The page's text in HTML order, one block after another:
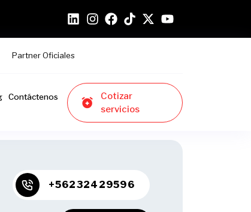
Partner Oficiales
Contáctenos
Cotizar
servicios
+56232429596